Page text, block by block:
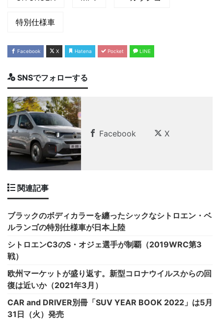
特別仕様車
Facebook X Hatena Pocket LINE
SNSでフォローする
Facebook X
関連記事
ブラックのボディカラーを纏ったシックなシトロエン・ベ
ルランゴの特別仕様車が日本上陸
シトロエンC3のS・オジェ選手が制覇（2019WRC第3
戦）
欧州マーケットが盛り返す。新型コロナウイルスからの回
復は近いか（2021年3月）
CAR and DRIVER別冊「SUV YEAR BOOK 2022」は5月
31日（火）発売